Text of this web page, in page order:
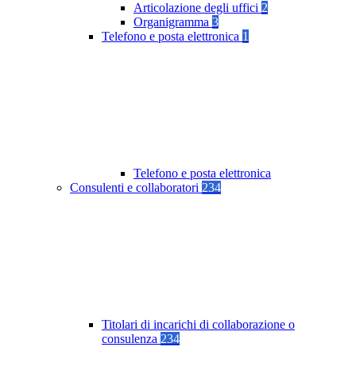
Articolazione degli uffici 2
Organigramma 3
Telefono e posta elettronica 1
Telefono e posta elettronica
Consulenti e collaboratori 234
Titolari di incarichi di collaborazione o
consulenza 234